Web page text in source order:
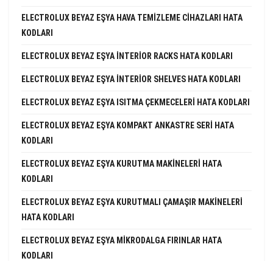
ELECTROLUX BEYAZ EŞYA HAVA TEMIZLEME CIHAZLARI HATA
KODLARI
ELECTROLUX BEYAZ EŞYA INTERIOR RACKS HATA KODLARI
ELECTROLUX BEYAZ EŞYA INTERIOR SHELVES HATA KODLARI
ELECTROLUX BEYAZ EŞYA ISITMA ÇEKMECELERI HATA KODLARI
ELECTROLUX BEYAZ EŞYA KOMPAKT ANKASTRE SERI HATA
KODLARI
ELECTROLUX BEYAZ EŞYA KURUTMA MAKINELERI HATA
KODLARI
ELECTROLUX BEYAZ EŞYA KURUTMALI ÇAMAŞIR MAKINELERI
HATA KODLARI
ELECTROLUX BEYAZ EŞYA MIKRODALGA FIRINLAR HATA
KODLARI